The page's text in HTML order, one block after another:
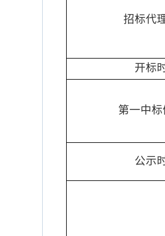
招标代
开标
第一中标
公示